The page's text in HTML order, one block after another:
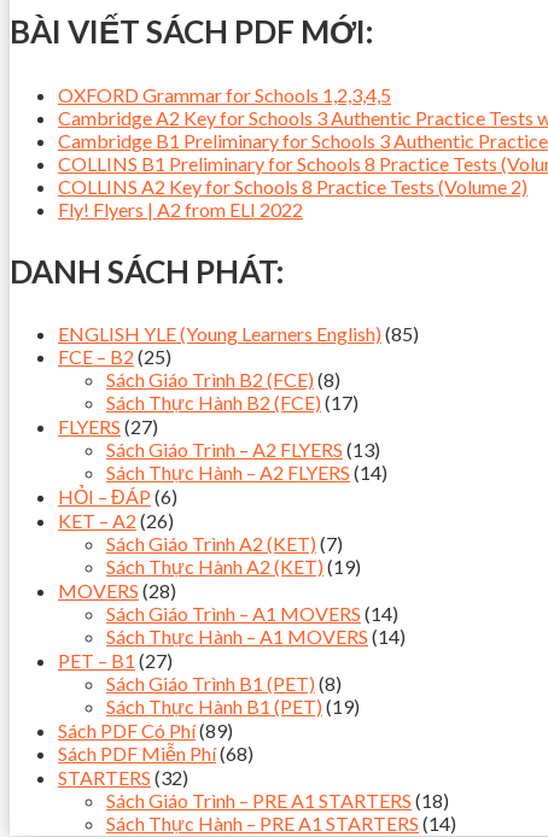
BÀI VIẾT SÁCH PDF MỚI:
OXFORD Grammar for Schools 1,2,3,4,5
Cambridge A2 Key for Schools 3 Authentic Practice Tests
Cambridge B1 Preliminary for Schools 3 Authentic
COLLINS B1 Preliminary for Schools 8 Practice Tests
COLLINS A2 Key for Schools 8 Practice Tests (Volume 2)
Fly! Flyers | A2 from ELI 2022
DANH SÁCH PHÁT:
ENGLISH YLE (Young Learners English) (85)
FCE – B2 (25)
Sách Giáo Trình B2 (FCE) (8)
Sách Thực Hành B2 (FCE) (17)
FLYERS (27)
Sách Giáo Trình – A2 FLYERS (13)
Sách Thực Hành – A2 FLYERS (14)
HỎI – ĐÁP (6)
KET – A2 (26)
Sách Giáo Trình A2 (KET) (7)
Sách Thực Hành A2 (KET) (19)
MOVERS (28)
Sách Giáo Trình – A1 MOVERS (14)
Sách Thực Hành – A1 MOVERS (14)
PET – B1 (27)
Sách Giáo Trình B1 (PET) (8)
Sách Thực Hành B1 (PET) (19)
Sách PDF Có Phí(89)
Sách PDF Miễn Phí(68)
STARTERS (32)
Sách Giáo Trình – PRE A1 STARTERS (18)
Sách Thực Hành – PRE A1 STARTERS (14)